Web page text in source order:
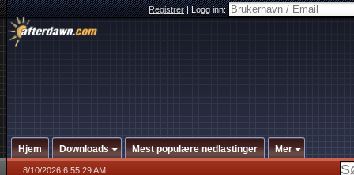
Registrer|Logg inn:
Hjem Downloads Mest populære nedlastinger Mer
8/10/2026 6:55:29 AM